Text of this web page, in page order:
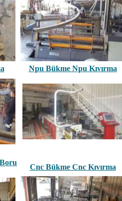
Npu Bükme Npu Kıvırma
Cnc Bükme Cnc Kıvırma